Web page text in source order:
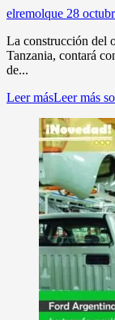
elremolque 28
La construcción del
Tanzania, contará
de...
Leer másLeer más